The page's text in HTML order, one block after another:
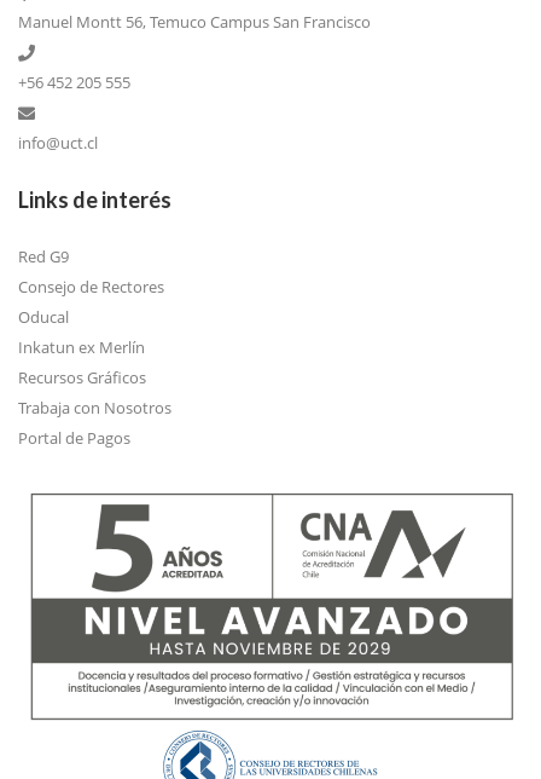
Manuel Montt 56, Temuco Campus San Francisco
+56 452 205 555
info@uct.cl
Links de interés
Red G9
Consejo de Rectores
Oducal
Inkatun ex Merlín
Recursos Gráficos
Trabaja con Nosotros
Portal de Pagos